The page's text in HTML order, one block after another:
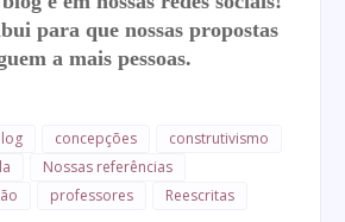
para que nossas propostas
a mais pessoas.
concepções
construtivismo
Nossas referências
professores
Reescritas